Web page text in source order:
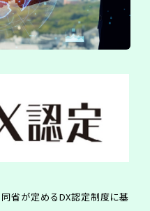
同省が定めるDX認定制度に基